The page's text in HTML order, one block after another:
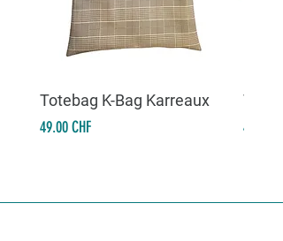
Totebag K-Bag Karreaux
Prix
49.00 CHF Prix
49.00